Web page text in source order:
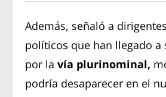
Además, señaló a
políticos que han llegado a
por la vía plurinominal,
podría desaparecer en el